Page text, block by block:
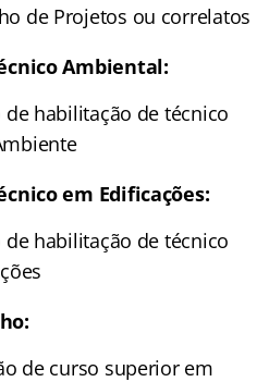
de Projetos ou correlatos
Ambiental:
habilitação de técnico
em Edificações:
habilitação de técnico
de curso superior em